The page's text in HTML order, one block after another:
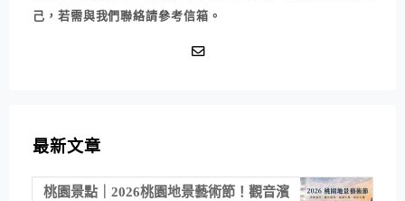
己，若需與我們聯絡請參考信箱。
最新文章
桃園景點｜2026桃園地景藝術節！觀音濱